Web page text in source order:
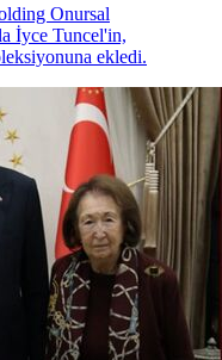
Onursal
İyce Tuncel'in,
ekledi.